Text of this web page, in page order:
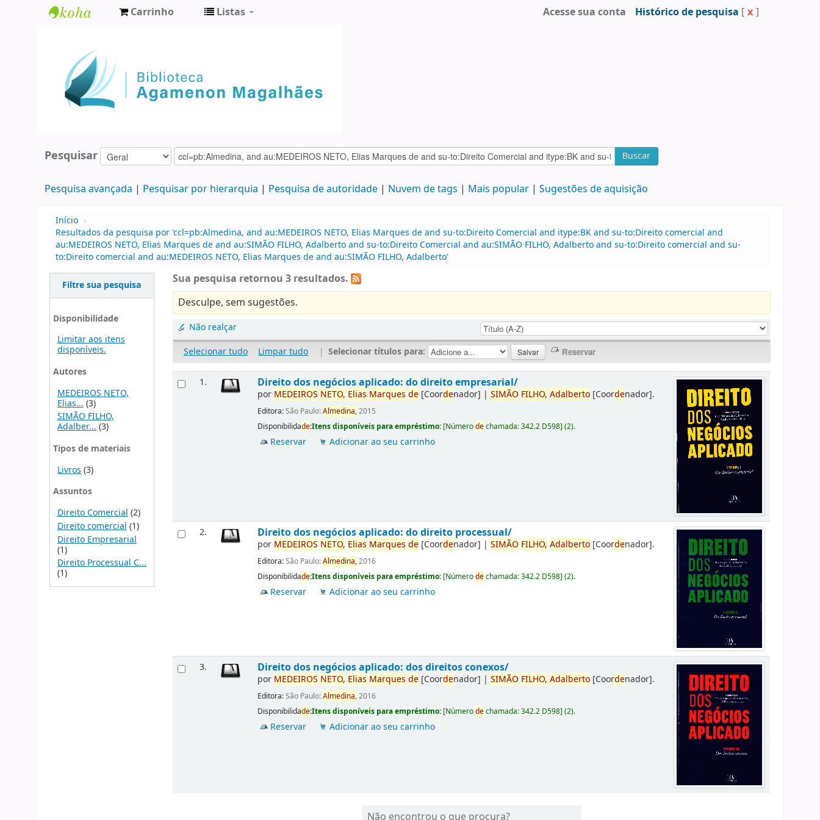
Agamenon
Magalhães
Carrinho Listas Acesse sua conta Histórico de pesquisa [ x ]
Pesquisar Buscar
Pesquisa avançada Pesquisar por hierarquia Pesquisa de autoridade Nuvem de tags Mais popular Sugestões de aquisição
Início ›
Resultados da pesquisa por 'ccl=pb:Almedina, and au:MEDEIROS NETO, Elias Marques de and su-to:Direito Comercial and itype:BK and su-to:Direito comercial and
au:MEDEIROS NETO, Elias Marques de and au:SIMÃO FILHO, Adalberto and su-to:Direito Comercial and au:SIMÃO FILHO, Adalberto and su-to:Direito comercial and su-
to:Direito comercial and au:MEDEIROS NETO, Elias Marques de and au:SIMÃO FILHO, Adalberto'
Filtre sua pesquisa
Disponibilidade
Limitar aos itens
disponíveis.
Autores
MEDEIROS NETO,
Elias... (3)
SIMÃO FILHO,
Adalber...(3)
Tipos de materiais
Livros (3)
Assuntos
Direito Comercial (2)
Direito comercial (1)
Direito Empresarial
(1)
Direito Processual C...
(1)
Sua pesquisa retornou 3 resultados.
Desculpe, sem sugestões.
Não realçar
Selecionar tudo
Limpar tudo | Selecionar títulos para:
1. Direito dos negócios aplicado: do direito empresarial/
por MEDEIROS NETO, Elias Marques de [Coordenador] |SIMÃO FILHO, Adalberto [Coordenador].
Editora:São Paulo:Almedina,2015
Disponibilidade:Itens disponíveis para empréstimo: [Númerodechamada:342.2 D598](2).
Reservar Adicionar ao seu carrinho
2. Direito dos negócios aplicado: do direito processual/
por MEDEIROS NETO, Elias Marques de [Coordenador] |SIMÃO FILHO, Adalberto [Coordenador].
Editora:São Paulo:Almedina,2016
Disponibilidade:Itens disponíveis para empréstimo: [Númerodechamada:342.2 D598](2).
Reservar Adicionar ao seu carrinho
3. Direito dos negócios aplicado: dos direitos conexos/
por MEDEIROS NETO, Elias Marques de [Coordenador] |SIMÃO FILHO, Adalberto [Coordenador].
Editora:São Paulo:Almedina,2016
Disponibilidade:Itens disponíveis para empréstimo: [Númerodechamada:342.2 D598](2).
Reservar Adicionar ao seu carrinho